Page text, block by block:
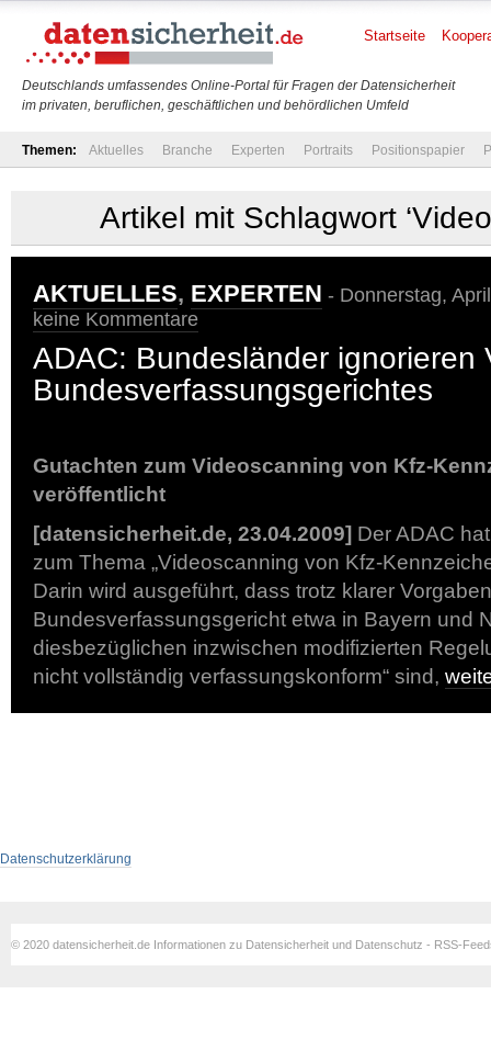
Deutschlands umfassendes Online-Portal für Fragen der Datensicherheit
im privaten, beruflichen, geschäftlichen und behördlichen Umfeld
Startseite
Themen: Aktuelles Branche Experten Portraits Positionspapier
Artikel mit Schlagwort
AKTUELLES, EXPERTEN - Donnerstag,
keine Kommentare
ADAC: Bundesländer ignorieren
Bundesverfassungsgerichtes
Gutachten zum Videoscanning von Kfz-
veröffentlicht
[datensicherheit.de, 23.04.2009] Der ADAC
zum Thema „Videoscanning von Kfz-
Darin wird ausgeführt, dass trotz klarer
Bundesverfassungsgericht etwa in Bayern und
diesbezüglichen inzwischen modifizierten
nicht vollständig verfassungskonform“ sind,
Datenschutzerklärung
© 2020 datensicherheit.de Informationen zu Datensicherheit und Datenschutz - RSS-